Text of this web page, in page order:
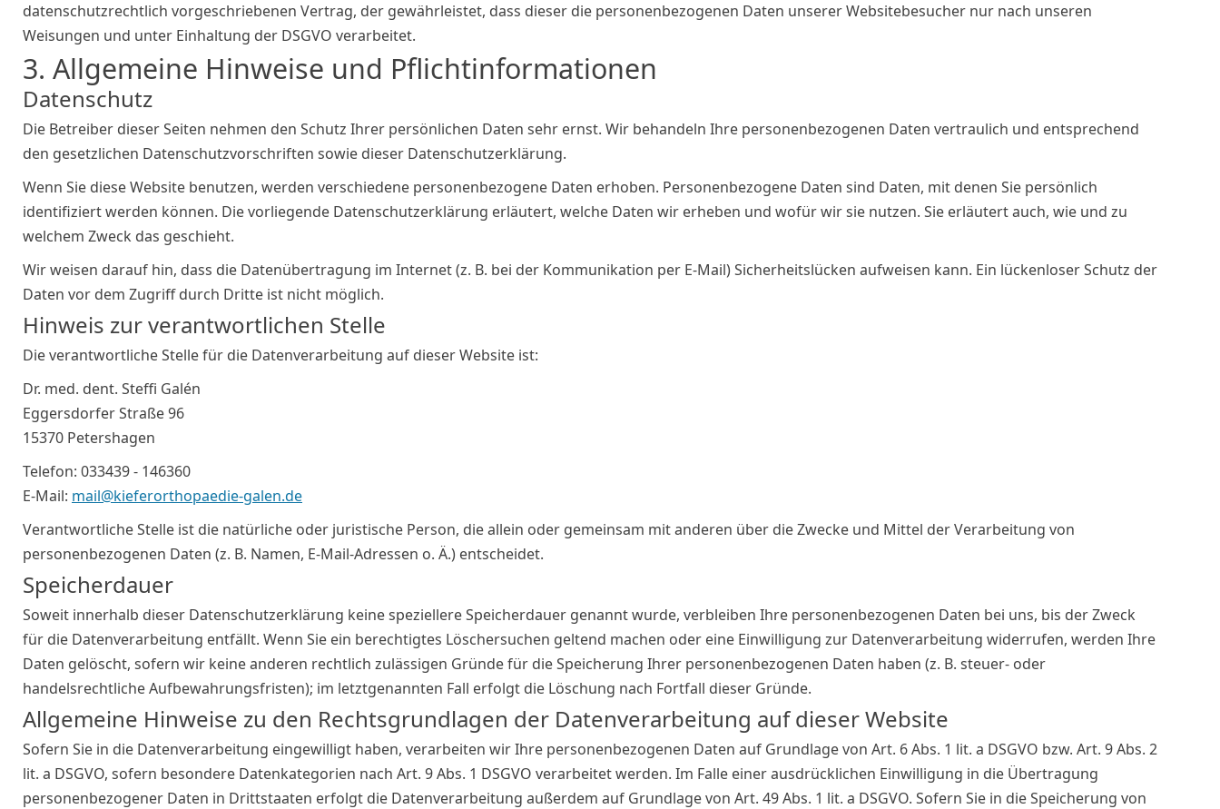
datenschutzrechtlich vorgeschriebenen Vertrag, der gewährleistet, dass dieser die personenbezogenen Daten unserer Websitebesucher nur nach unseren
Weisungen und unter Einhaltung der DSGVO verarbeitet.
3. Allgemeine Hinweise und Pflicht­informationen
Datenschutz
Die Betreiber dieser Seiten nehmen den Schutz Ihrer persönlichen Daten sehr ernst. Wir behandeln Ihre personenbezogenen Daten vertraulich und entsprechend
den gesetzlichen Datenschutzvorschriften sowie dieser Datenschutzerklärung.
Wenn Sie diese Website benutzen, werden verschiedene personenbezogene Daten erhoben. Personenbezogene Daten sind Daten, mit denen Sie persönlich
identifiziert werden können. Die vorliegende Datenschutzerklärung erläutert, welche Daten wir erheben und wofür wir sie nutzen. Sie erläutert auch, wie und zu
welchem Zweck das geschieht.
Wir weisen darauf hin, dass die Datenübertragung im Internet (z. B. bei der Kommunikation per E-Mail) Sicherheitslücken aufweisen kann. Ein lückenloser Schutz der
Daten vor dem Zugriff durch Dritte ist nicht möglich.
Hinweis zur verantwortlichen Stelle
Die verantwortliche Stelle für die Datenverarbeitung auf dieser Website ist:
Dr. med. dent. Steffi Galén
Eggersdorfer Straße 96
15370 Petershagen
Telefon: 033439 - 146360
E-Mail: mail@kieferorthopaedie-galen.de
Verantwortliche Stelle ist die natürliche oder juristische Person, die allein oder gemeinsam mit anderen über die Zwecke und Mittel der Verarbeitung von
personenbezogenen Daten (z. B. Namen, E-Mail-Adressen o. Ä.) entscheidet.
Speicherdauer
Soweit innerhalb dieser Datenschutzerklärung keine speziellere Speicherdauer genannt wurde, verbleiben Ihre personenbezogenen Daten bei uns, bis der Zweck
für die Datenverarbeitung entfällt. Wenn Sie ein berechtigtes Löschersuchen geltend machen oder eine Einwilligung zur Datenverarbeitung widerrufen, werden Ihre
Daten gelöscht, sofern wir keine anderen rechtlich zulässigen Gründe für die Speicherung Ihrer personenbezogenen Daten haben (z. B. steuer- oder
handelsrechtliche Aufbewahrungsfristen); im letztgenannten Fall erfolgt die Löschung nach Fortfall dieser Gründe.
Allgemeine Hinweise zu den Rechtsgrundlagen der Datenverarbeitung auf dieser Website
Sofern Sie in die Datenverarbeitung eingewilligt haben, verarbeiten wir Ihre personenbezogenen Daten auf Grundlage von Art. 6 Abs. 1 lit. a DSGVO bzw. Art. 9 Abs. 2
lit. a DSGVO, sofern besondere Datenkategorien nach Art. 9 Abs. 1 DSGVO verarbeitet werden. Im Falle einer ausdrücklichen Einwilligung in die Übertragung
personenbezogener Daten in Drittstaaten erfolgt die Datenverarbeitung außerdem auf Grundlage von Art. 49 Abs. 1 lit. a DSGVO. Sofern Sie in die Speicherung von